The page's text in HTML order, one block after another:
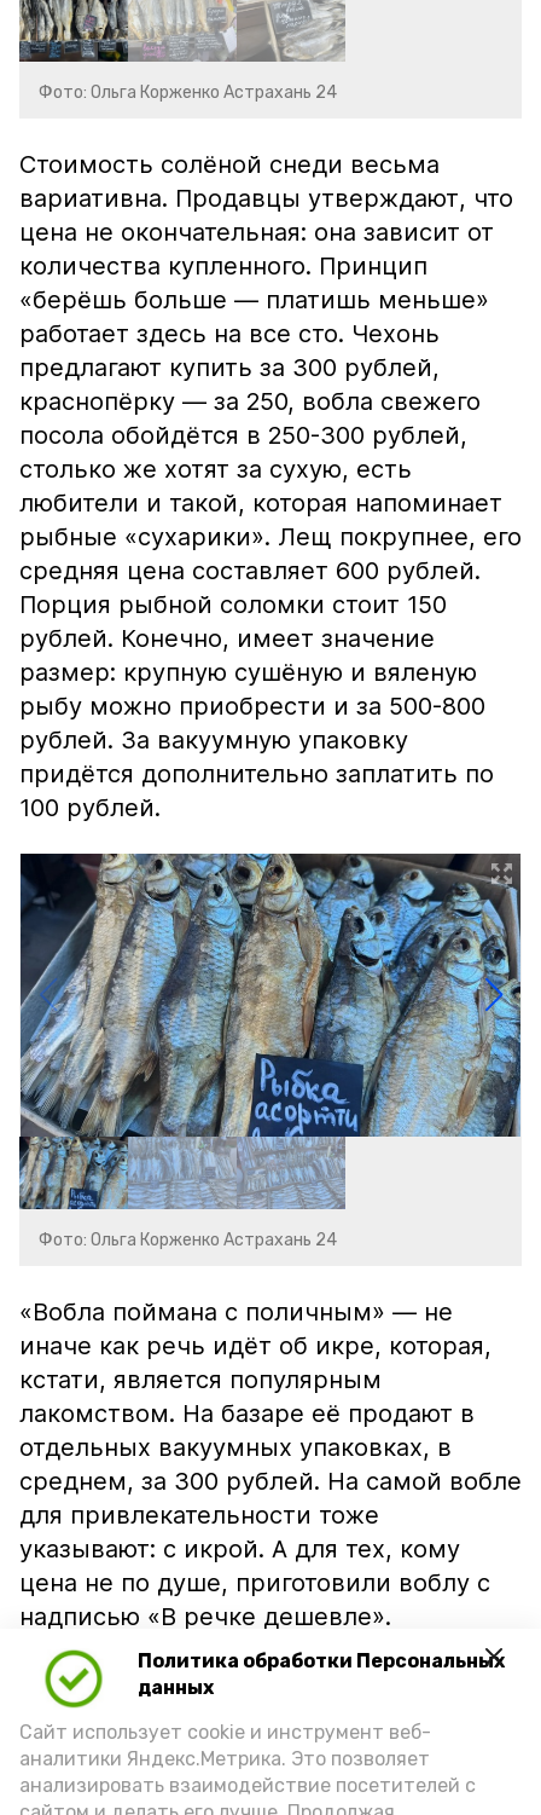
Политика обработки Персональных
данных
Сайт использует cookie и инструмент веб-
аналитики Яндекс.Метрика. Это позволяет
анализировать взаимодействие посетителей с
Фото: Ольга Корженко Астрахань 24
Стоимость солёной снеди весьма
вариативна. Продавцы утверждают, что
цена не окончательная: она зависит от
количества купленного. Принцип
«берёшь больше — платишь меньше»
работает здесь на все сто. Чехонь
предлагают купить за 300 рублей,
краснопёрку — за 250, вобла свежего
посола обойдётся в 250-300 рублей,
столько же хотят за сухую, есть
любители и такой, которая напоминает
рыбные «сухарики». Лещ покрупнее, его
средняя цена составляет 600 рублей.
Порция рыбной соломки стоит 150
рублей. Конечно, имеет значение
размер: крупную сушёную и вяленую
рыбу можно приобрести и за 500-800
рублей. За вакуумную упаковку
придётся дополнительно заплатить по
100 рублей.
Фото: Ольга Корженко Астрахань 24
«Вобла поймана с поличным» — не
иначе как речь идёт об икре, которая,
кстати, является популярным
лакомством. На базаре её продают в
отдельных вакуумных упаковках, в
среднем, за 300 рублей. На самой вобле
для привлекательности тоже
указывают: с икрой. А для тех, кому
цена не по душе, приготовили воблу с
надписью «В речке дешевле».